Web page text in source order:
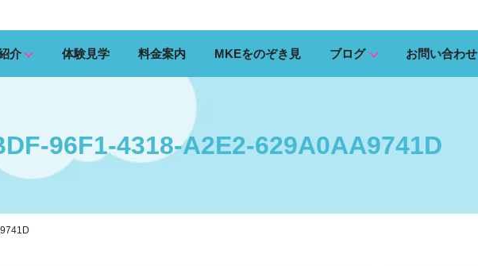
介 体験見学 料金案内 MKEをのぞき見 ブログ お問い合わせ
96F1-4318-A2E2-629A0AA9741D